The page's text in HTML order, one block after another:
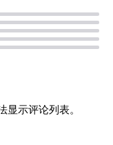
显示评论列表。